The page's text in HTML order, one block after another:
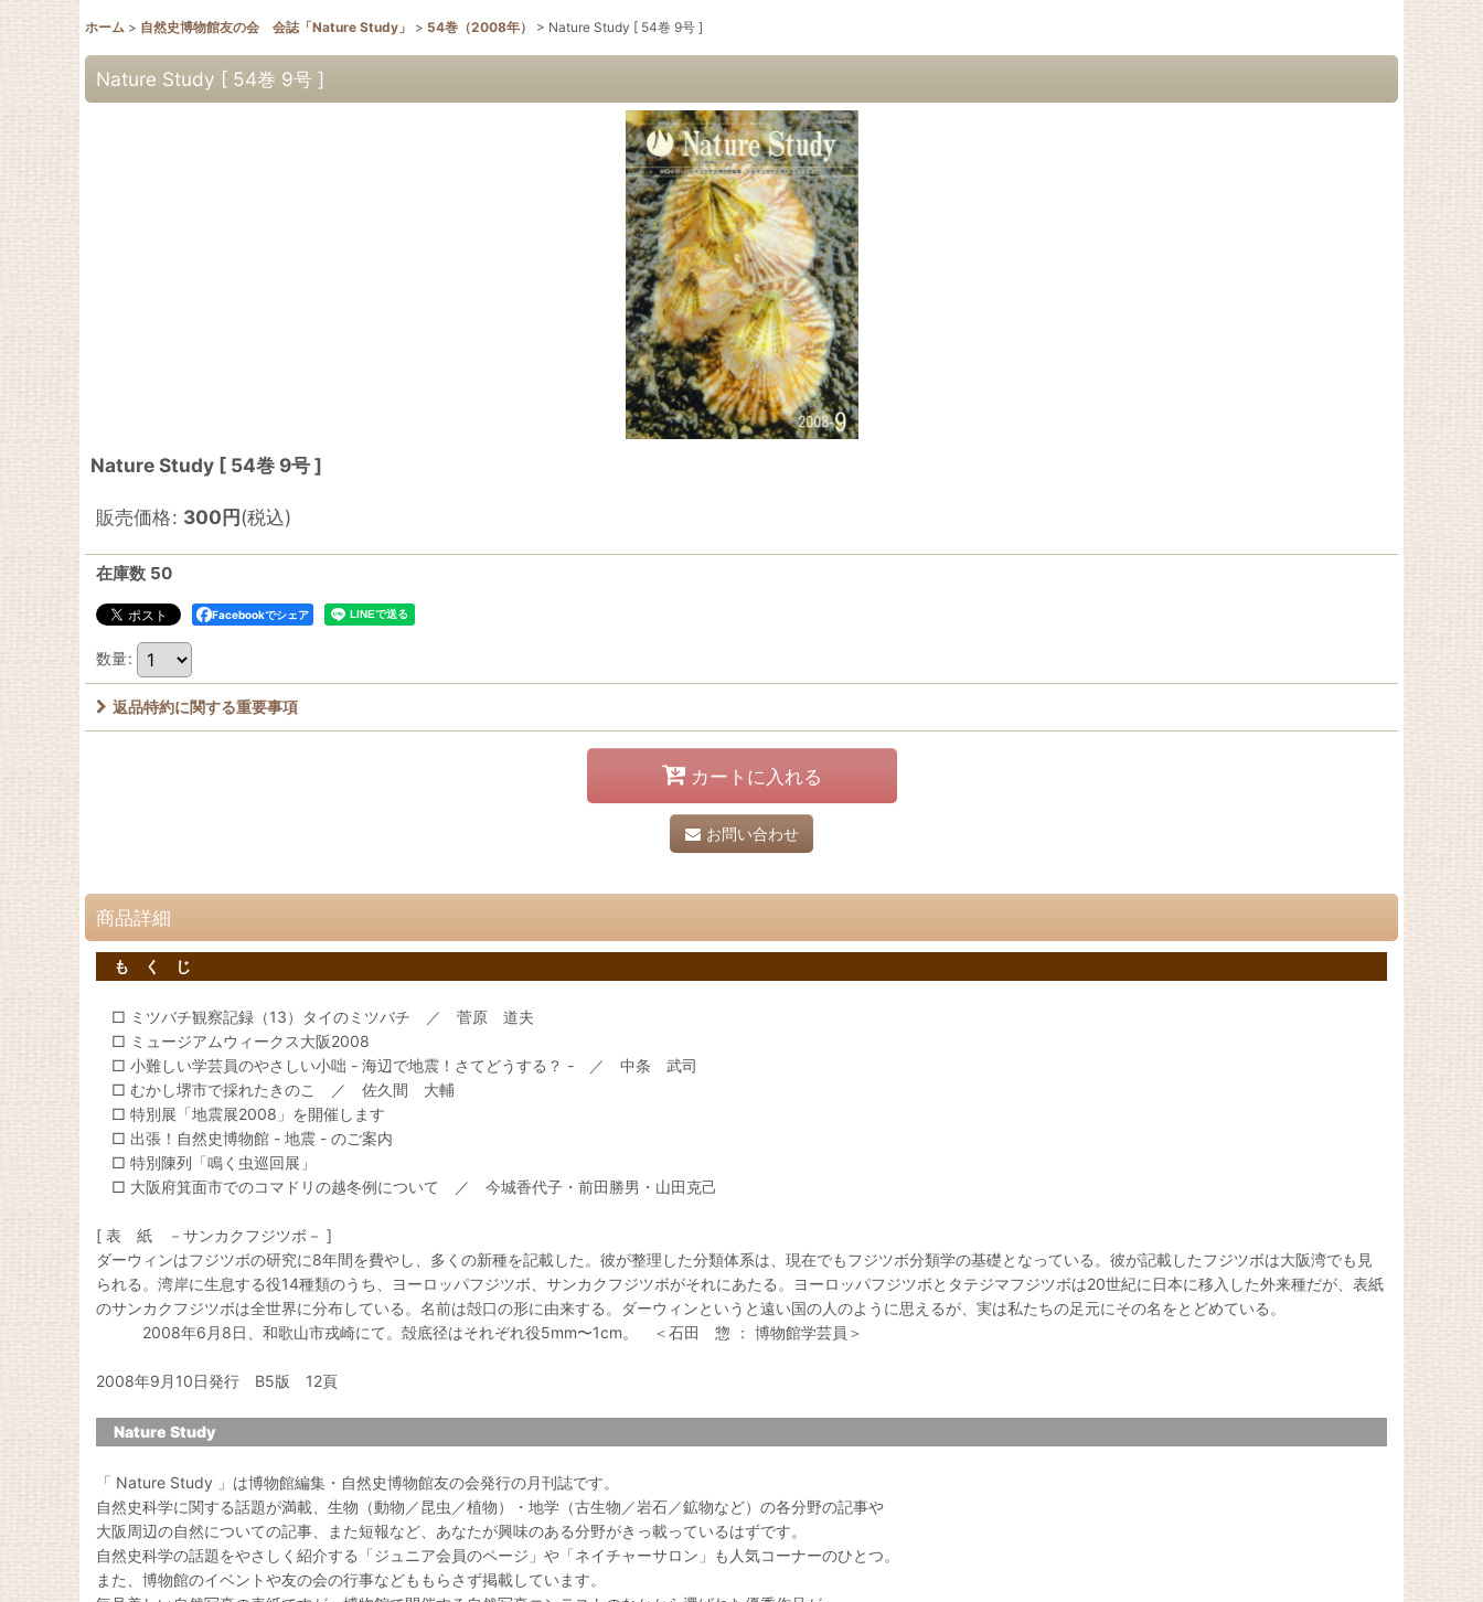
ホーム > 自然史博物館友の会 会誌「Nature Study」 > 54巻（2008年） > Nature Study [ 54巻 9号 ]
Nature Study [ 54巻 9号 ]
Nature Study [ 54巻 9号 ]
販売価格: 300円(税込)
在庫数 50
Facebookでシェア
数量:
返品特約に関する重要事項
カートに入れる
お問い合わせ
商品詳細
も く じ
□ ミツバチ観察記録（13）タイのミツバチ ／ 菅原 道夫
□ ミュージアムウィークス大阪2008
□ 小難しい学芸員のやさしい小咄 - 海辺で地震！さてどうする？ - ／ 中条 武司
□ むかし堺市で採れたきのこ ／ 佐久間 大輔
□ 特別展「地震展2008」を開催します
□ 出張！自然史博物館 - 地震 - のご案内
□ 特別陳列「鳴く虫巡回展」
□ 大阪府箕面市でのコマドリの越冬例について ／ 今城香代子・前田勝男・山田克己
[ 表 紙 －サンカクフジツボ－ ]
ダーウィンはフジツボの研究に8年間を費やし、多くの新種を記載した。彼が整理した分類体系は、現在でもフジツボ分類学の基礎となっている。彼が記載したフジツボは大阪湾でも見
られる。湾岸に生息する役14種類のうち、ヨーロッパフジツボ、サンカクフジツボがそれにあたる。ヨーロッパフジツボとタテジマフジツボは20世紀に日本に移入した外来種だが、表紙
のサンカクフジツボは全世界に分布している。名前は殻口の形に由来する。ダーウィンというと遠い国の人のように思えるが、実は私たちの足元にその名をとどめている。
2008年6月8日、和歌山市戎崎にて。殻底径はそれぞれ役5mm〜1cm。 ＜石田 惣 ： 博物館学芸員＞
2008年9月10日発行 B5版 12頁
Nature Study
「 Nature Study 」は博物館編集・自然史博物館友の会発行の月刊誌です。
自然史科学に関する話題が満載、生物（動物／昆虫／植物）・地学（古生物／岩石／鉱物など）の各分野の記事や
大阪周辺の自然についての記事、また短報など、あなたが興味のある分野がきっ載っているはずです。
自然史科学の話題をやさしく紹介する「ジュニア会員のページ」や「ネイチャーサロン」も人気コーナーのひとつ。
また、博物館のイベントや友の会の行事などももらさず掲載しています。